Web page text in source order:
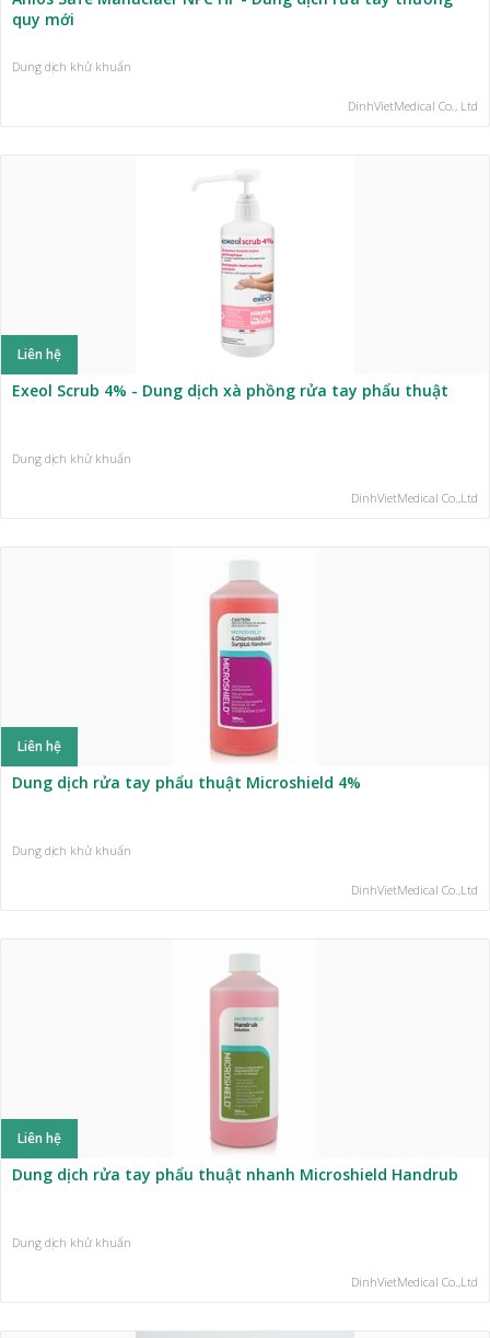
quy mới
Dung dịch khử khuẩn
DinhVietMedical Co., Ltd
Liên hệ
Exeol Scrub 4% - Dung dịch xà phồng rửa tay phẩu thuật
Dung dịch khử khuẩn
DinhVietMedical Co.,Ltd
Liên hệ
Dung dịch rửa tay phẩu thuật Microshield 4%
Dung dịch khử khuẩn
DinhVietMedical Co.,Ltd
Liên hệ
Dung dịch rửa tay phẩu thuật nhanh Microshield Handrub
Dung dịch khử khuẩn
DinhVietMedical Co.,Ltd